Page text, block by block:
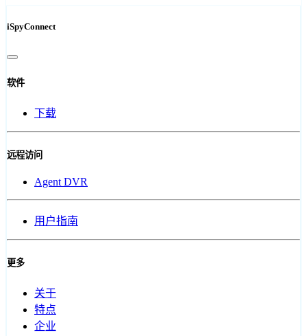
iSpyConnect
软件
下载
远程访问
Agent DVR
用户指南
更多
关于
特点
企业